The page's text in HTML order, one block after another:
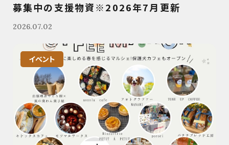
募集中の支援物資※2026年7月更新
2026.07.02
イベント